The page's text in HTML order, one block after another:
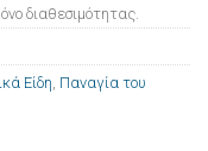
διαθεσιμότητας.
Είδη Παναγία του